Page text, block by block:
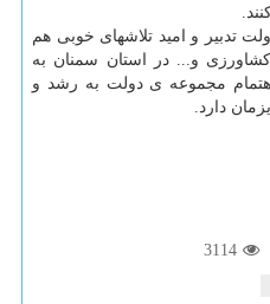
تدبیر و امید تلاشهای خوبی هم
و... در استان سمنان به
مجموعه ی دولت به رشد و
دارد.
3114